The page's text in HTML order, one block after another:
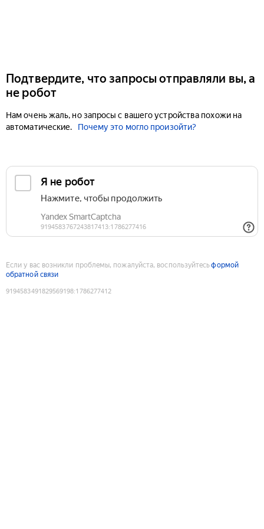
Подтвердите, что запросы отправляли вы, а
не робот
Нам очень жаль, но запросы с вашего устройства похожи на
автоматические.
Почему это могло произойти?
Если у вас возникли проблемы, пожалуйста, воспользуйтесьформой
обратной связи
9194583491829569198:1786277412